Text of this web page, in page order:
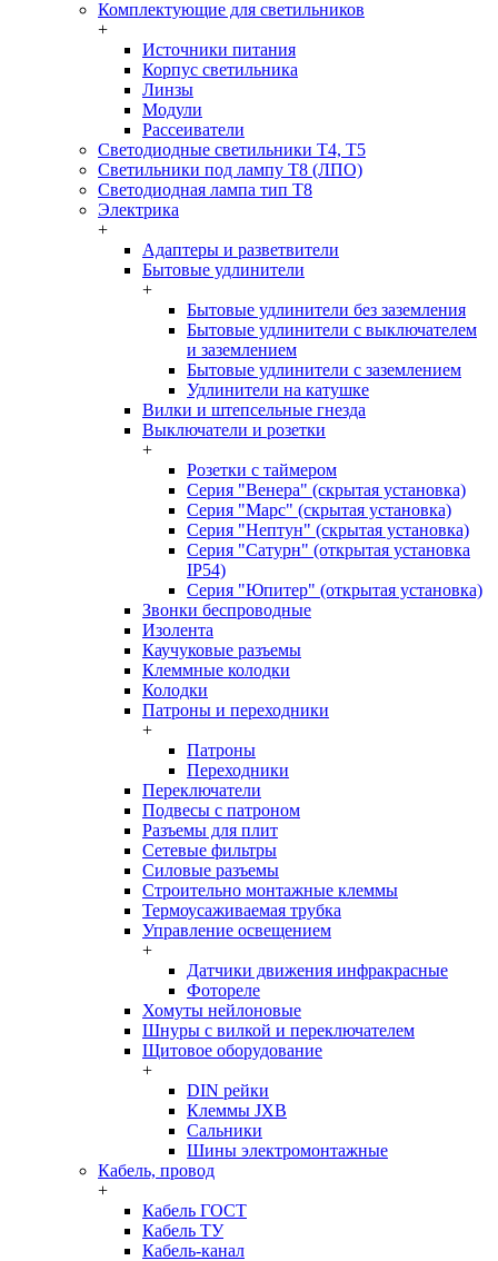
Комплектующие для светильников
+
Источники питания
Корпус светильника
Линзы
Модули
Рассеиватели
Светодиодные светильники T4, T5
Светильники под лампу Т8 (ЛПО)
Светодиодная лампа тип T8
Электрика
+
Адаптеры и разветвители
Бытовые удлинители
+
Бытовые удлинители без заземления
Бытовые удлинители с выключателем
и заземлением
Бытовые удлинители с заземлением
Удлинители на катушке
Вилки и штепсельные гнезда
Выключатели и розетки
+
Розетки с таймером
Серия "Венера" (скрытая установка)
Серия "Марс" (скрытая установка)
Серия "Нептун" (скрытая установка)
Серия "Сатурн" (открытая установка
IP54)
Серия "Юпитер" (открытая установка)
Звонки беспроводные
Изолента
Каучуковые разъемы
Клеммные колодки
Колодки
Патроны и переходники
+
Патроны
Переходники
Переключатели
Подвесы с патроном
Разъемы для плит
Сетевые фильтры
Силовые разъемы
Строительно монтажные клеммы
Термоусаживаемая трубка
Управление освещением
+
Датчики движения инфракрасные
Фотореле
Хомуты нейлоновые
Шнуры с вилкой и переключателем
Щитовое оборудование
+
DIN рейки
Клеммы JXB
Сальники
Шины электромонтажные
Кабель, провод
+
Кабель ГОСТ
Кабель ТУ
Кабель-канал